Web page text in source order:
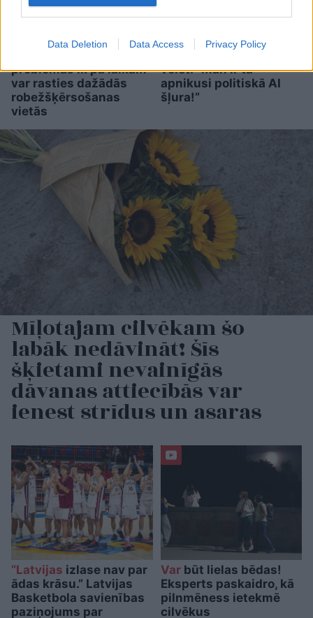
Data Deletion Data Access Privacy Policy
Dombravas izteikumi
problēmas ik pa laikam
var rasties dažādās
robežšķērsošanas
vietās
Pilsoņi spriež, vai
vēlēt: “Man ir tā
apnikusi politiskā AI
šļura!”
Mīļotajam cilvēkam šo
labāk nedāvināt! Šīs
šķietami nevainīgās
dāvanas attiecībās var
ienest strīdus un asaras
“Latvijas izlase nav par
ādas krāsu.” Latvijas
Basketbola savienības
paziņojums par
Varbūt lielas bēdas!
Eksperts paskaidro, kā
pilnmēness ietekmē
cilvēkus